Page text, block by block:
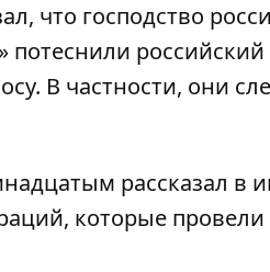
что господство
В частности, они
рассказал в
, которые